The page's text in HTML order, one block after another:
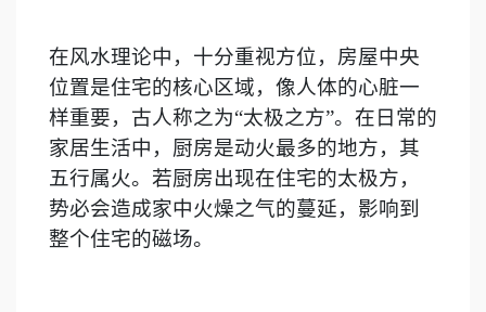
在风水理论中，十分重视方位，房屋中央
位置是住宅的核心区域，像人体的心脏一
样重要，古人称之为“太极之方”。在日常的
家居生活中，厨房是动火最多的地方，其
五行属火。若厨房出现在住宅的太极方，
势必会造成家中火燥之气的蔓延，影响到
整个住宅的磁场。